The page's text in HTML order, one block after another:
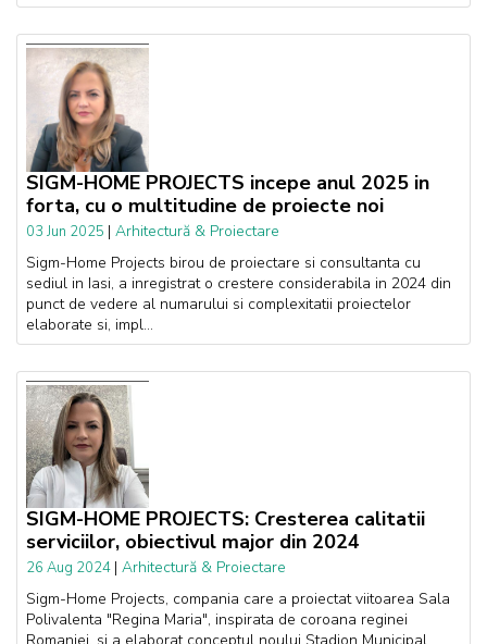
SIGM-HOME PROJECTS incepe anul 2025 in
forta, cu o multitudine de proiecte noi
03 Jun 2025 | Arhitectură & Proiectare
Sigm-Home Projects birou de proiectare si consultanta cu
sediul in Iasi, a inregistrat o crestere considerabila in 2024 din
punct de vedere al numarului si complexitatii proiectelor
elaborate si, impl...
SIGM-HOME PROJECTS: Cresterea calitatii
serviciilor, obiectivul major din 2024
26 Aug 2024 | Arhitectură & Proiectare
Sigm-Home Projects, compania care a proiectat viitoarea Sala
Polivalenta "Regina Maria", inspirata de coroana reginei